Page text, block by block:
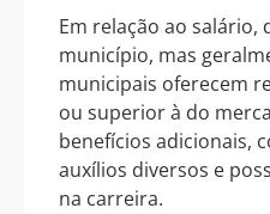
Em relação ao salário,
município, mas
municipais oferecem
ou superior à do
benefícios adicionais,
auxílios diversos e
na carreira.